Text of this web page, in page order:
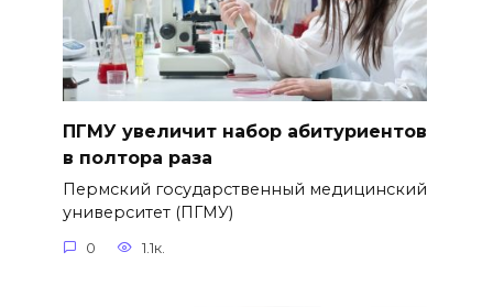
ПГМУ увеличит набор абитуриентов
в полтора раза
Пермский государственный медицинский
университет (ПГМУ)
0 1.1к.